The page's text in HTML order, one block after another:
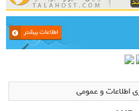
اطلاعات و عمومی